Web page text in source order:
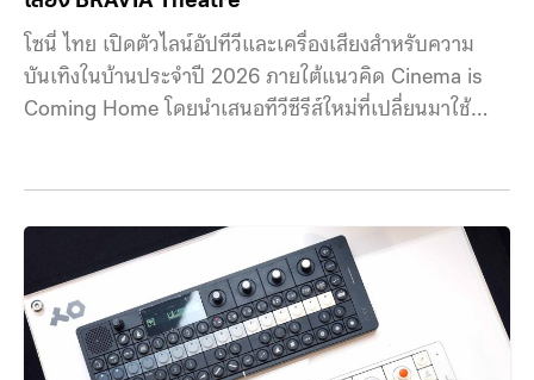
โซนี่ ไทย เปิดตัวไลน์อัปทีวีและเครื่องเสียงสำหรับความ
บันเทิงในบ้านประจำปี 2026 ภายใต้แนวคิด Cinema is
Coming Home โดยนำเสนอทีวีซีรีส์ใหม่ที่เปลี่ยนมาใช้
นิ้ว ควบคู่ไปกับชุดเครื่องเสียงและซาวด์บาร์ในตระกูล